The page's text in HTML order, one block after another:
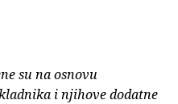
su na osnovu
i njihove dodatne